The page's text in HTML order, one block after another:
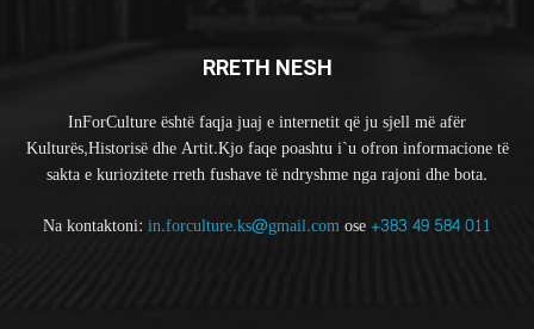
RRETH NESH
InForCulture është faqja juaj e internetit që ju sjell më afër
Kulturës,Historisë dhe Artit.Kjo faqe poashtu i`u ofron informacione të
sakta e kuriozitete rreth fushave të ndryshme nga rajoni dhe bota.
Na kontaktoni: in.forculture.ks@gmail.comose+383 49 584 011